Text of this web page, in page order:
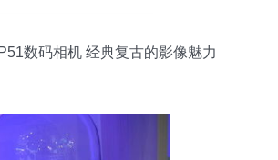
数码相机 经典复古的影像魅力